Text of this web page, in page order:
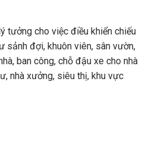
tưởng cho việc điều khiển chiếu
sảnh đợi, khuôn viên, sân vườn,
ban công, chỗ đậu xe cho nhà
nhà xưởng, siêu thị, khu vực